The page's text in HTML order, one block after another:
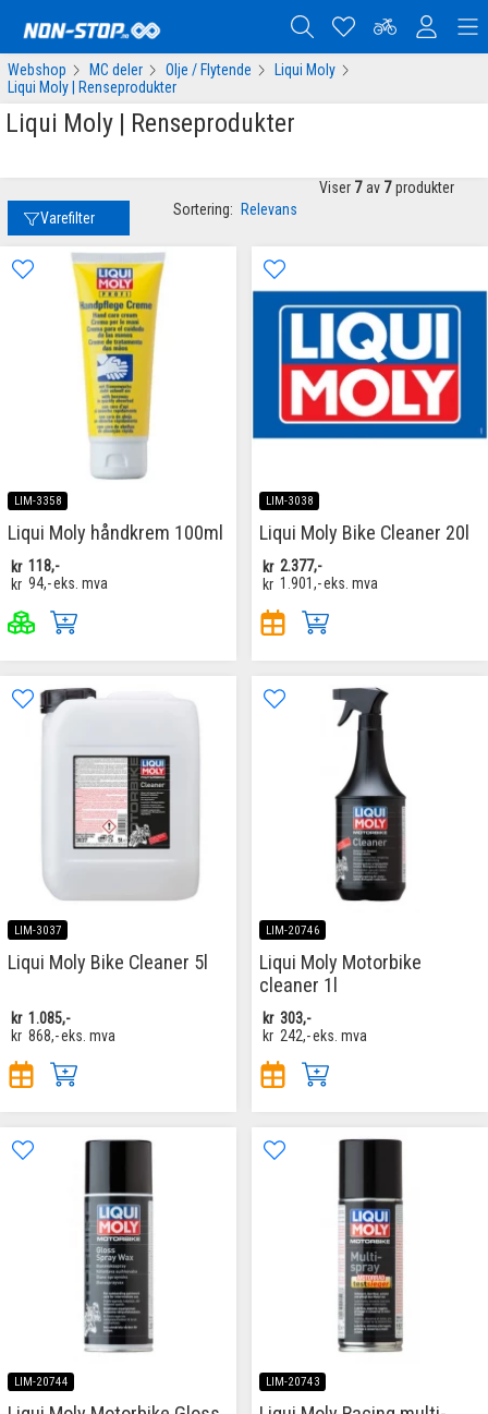
Webshop MC deler Olje / Flytende
Liqui Moly
Liqui Moly | Renseprodukter
Liqui Moly | Renseprodukter
Varefilter Sortering: Relevans
Viser 7 av 7 produkter
LIM-3358
Liqui Moly håndkrem 100ml
kr 118,-
kr 94,-eks. mva
LIM-3038
Liqui Moly Bike Cleaner 20l
kr 2.377,-
kr 1.901,-eks. mva
LIM-3037
Liqui Moly Bike Cleaner 5l
kr 1.085,-
kr 868,-eks. mva
LIM-20746
Liqui Moly Motorbike
cleaner 1l
kr 303,-
kr 242,-eks. mva
LIM-20744 LIM-20743